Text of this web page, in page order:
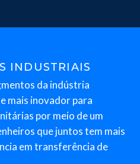
INDUSTRIAIS
da indústria
mais inovador para
por meio de um
que juntos tem mais
em transferência de